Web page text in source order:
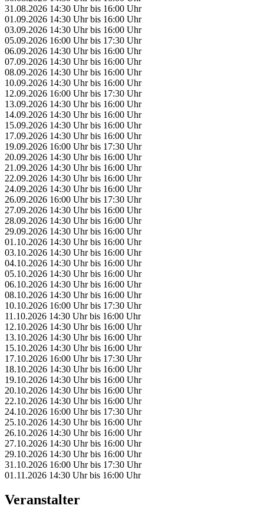
31.08.2026 14:30 Uhrbis 16:00 Uhr
01.09.2026 14:30 Uhrbis 16:00 Uhr
03.09.2026 14:30 Uhrbis 16:00 Uhr
05.09.2026 16:00 Uhrbis 17:30 Uhr
06.09.2026 14:30 Uhrbis 16:00 Uhr
07.09.2026 14:30 Uhrbis 16:00 Uhr
08.09.2026 14:30 Uhrbis 16:00 Uhr
10.09.2026 14:30 Uhrbis 16:00 Uhr
12.09.2026 16:00 Uhrbis 17:30 Uhr
13.09.2026 14:30 Uhrbis 16:00 Uhr
14.09.2026 14:30 Uhrbis 16:00 Uhr
15.09.2026 14:30 Uhrbis 16:00 Uhr
17.09.2026 14:30 Uhrbis 16:00 Uhr
19.09.2026 16:00 Uhrbis 17:30 Uhr
20.09.2026 14:30 Uhrbis 16:00 Uhr
21.09.2026 14:30 Uhrbis 16:00 Uhr
22.09.2026 14:30 Uhrbis 16:00 Uhr
24.09.2026 14:30 Uhrbis 16:00 Uhr
26.09.2026 16:00 Uhrbis 17:30 Uhr
27.09.2026 14:30 Uhrbis 16:00 Uhr
28.09.2026 14:30 Uhrbis 16:00 Uhr
29.09.2026 14:30 Uhrbis 16:00 Uhr
01.10.2026 14:30 Uhrbis 16:00 Uhr
03.10.2026 14:30 Uhrbis 16:00 Uhr
04.10.2026 14:30 Uhrbis 16:00 Uhr
05.10.2026 14:30 Uhrbis 16:00 Uhr
06.10.2026 14:30 Uhrbis 16:00 Uhr
08.10.2026 14:30 Uhrbis 16:00 Uhr
10.10.2026 16:00 Uhrbis 17:30 Uhr
11.10.2026 14:30 Uhrbis 16:00 Uhr
12.10.2026 14:30 Uhrbis 16:00 Uhr
13.10.2026 14:30 Uhrbis 16:00 Uhr
15.10.2026 14:30 Uhrbis 16:00 Uhr
17.10.2026 16:00 Uhrbis 17:30 Uhr
18.10.2026 14:30 Uhrbis 16:00 Uhr
19.10.2026 14:30 Uhrbis 16:00 Uhr
20.10.2026 14:30 Uhrbis 16:00 Uhr
22.10.2026 14:30 Uhrbis 16:00 Uhr
24.10.2026 16:00 Uhrbis 17:30 Uhr
25.10.2026 14:30 Uhrbis 16:00 Uhr
26.10.2026 14:30 Uhrbis 16:00 Uhr
27.10.2026 14:30 Uhrbis 16:00 Uhr
29.10.2026 14:30 Uhrbis 16:00 Uhr
31.10.2026 16:00 Uhrbis 17:30 Uhr
01.11.2026 14:30 Uhrbis 16:00 Uhr
Veranstalter